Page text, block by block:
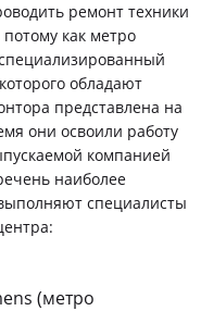
ремонт техники
как метро
обладают
представлена на
они освоили работу
компанией
наиболее
специалисты
(метро